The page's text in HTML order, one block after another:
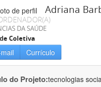
Adriana
DA SAÚDE
Coletiva
Currículo
do Projeto:tecnologias